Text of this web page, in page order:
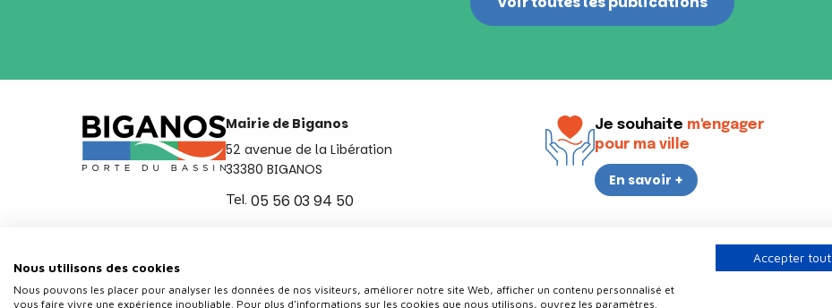
Mairie de Biganos
52 avenue de la Libération
33380 BIGANOS
Tel. 05 56 03 94 50
Je souhaite m'engager
pour ma ville
En savoir +
ContactPolitique de confidentialitéPlan du site
Nous utilisons des cookies
Nous pouvons les placer pour analyser les données de nos visiteurs, améliorer notre site Web, afficher un contenu personnalisé et
vous faire vivre une expérience inoubliable. Pour plus d'informations sur les cookies que nous utilisons, ouvrez les paramètres.
Accepter tout